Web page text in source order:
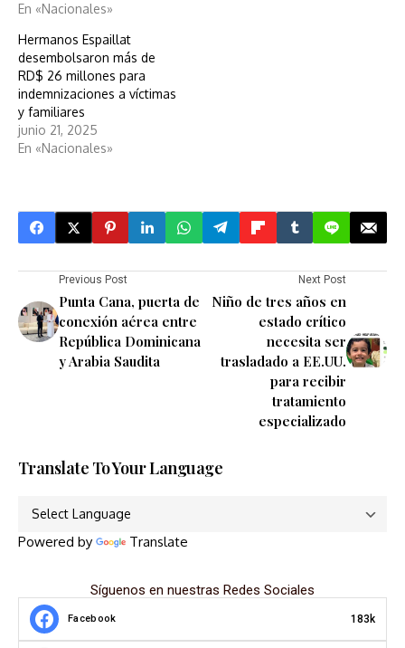
En «Nacionales»
Hermanos Espaillat
desembolsaron más de
RD$ 26 millones para
indemnizaciones a víctimas
y familiares
junio 21, 2025
En «Nacionales»
Previous Post
Punta Cana, puerta de
conexión aérea entre
República Dominicana
y Arabia Saudita
Next Post
Niño de tres años en
estado crítico
necesita ser
trasladado a EE.UU.
para recibir
tratamiento
especializado
Translate To Your Language
Powered by Translate
Síguenos en nuestras Redes Sociales
Facebook 183k